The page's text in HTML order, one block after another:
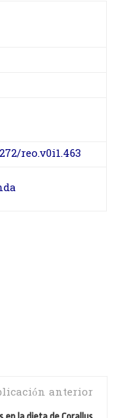
reo.v0i1.463
anterior